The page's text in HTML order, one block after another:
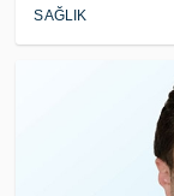
SAĞLIK